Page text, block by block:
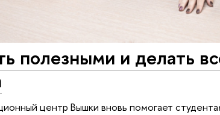
полезными и делать
центр Вышки вновь помогает